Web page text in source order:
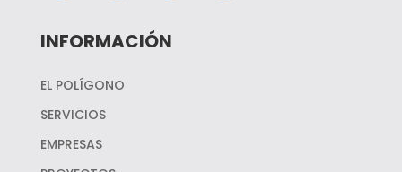
INFORMACIÓN
EL POLÍGONO
SERVICIOS
EMPRESAS